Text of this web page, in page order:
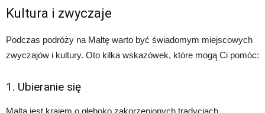
Kultura i zwyczaje
Podczas podróży na Maltę warto być świadomym miejscowych
zwyczajów i kultury. Oto kilka wskazówek, które mogą Ci pomóc:
1. Ubieranie się